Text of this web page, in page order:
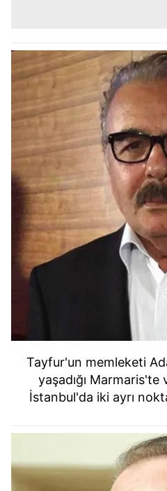
Tayfur'un memleketi
yaşadığı Marmaris'te
İstanbul'da iki ayrı